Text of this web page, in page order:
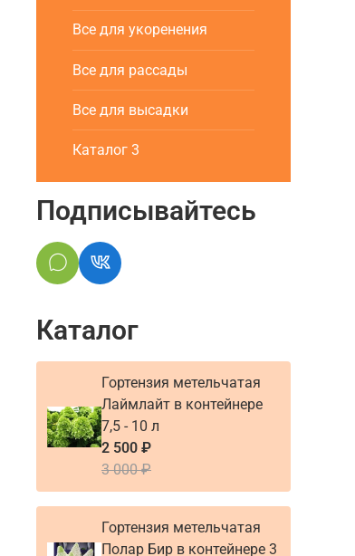
Все для укоренения
Все для рассады
Все для высадки
Каталог 3
Подписывайтесь
Каталог
Гортензия метельчатая
Лаймлайт в контейнере
7,5 - 10 л
2 500 ₽
3 000 ₽
Гортензия метельчатая
Полар Бир в контейнере 3